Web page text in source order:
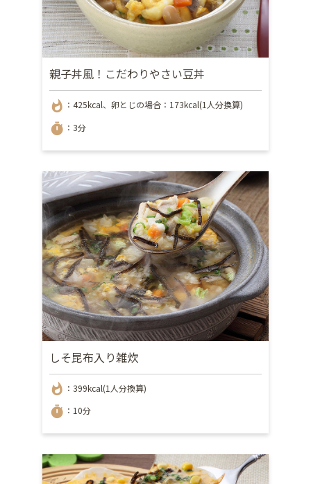
親子丼風！こだわりやさい豆丼
whatshot ：425kcal、卵とじの場合：173kcal(1人分換算)
timer ：3分
しそ昆布入り雑炊
whatshot ：399kcal(1人分換算)
timer ：10分